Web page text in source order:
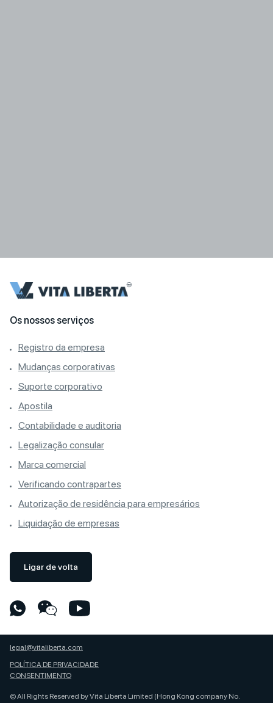
Os nossos serviços
Registro da empresa
Mudanças corporativas
Suporte corporativo
Apostila
Contabilidade e auditoria
Legalização consular
Marca comercial
Verificando contrapartes
Autorização de residência para empresários
Liquidação de empresas
Ligar de volta
legal@vitaliberta.com
POLÍTICA DE PRIVACIDADE
CONSENTIMENTO
© All Rights Reserved by Vita Liberta Limited (Hong Kong company No.